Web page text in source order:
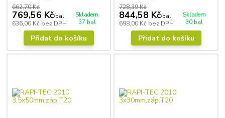
662,70 Kč
769,56 Kč/bal
636,00 Kč bez DPH
Skladem
37 bal
Přidat do košíku
728,39 Kč
844,58 Kč/bal
698,00 Kč bez DPH
Skladem
30 bal
Přidat do košíku